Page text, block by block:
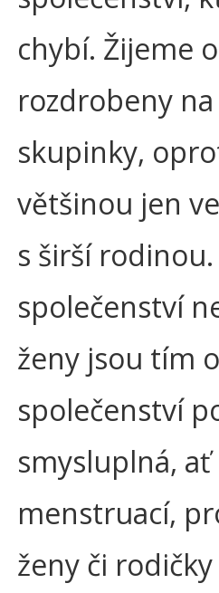
chybí. Žijeme
rozdrobeny
skupinky,
většinou jen
s širší
společenství
ženy jsou tím
společenství
smysluplná, ať
menstruací,
ženy či